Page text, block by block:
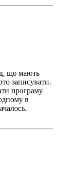
що мають
записувати.
програму
в